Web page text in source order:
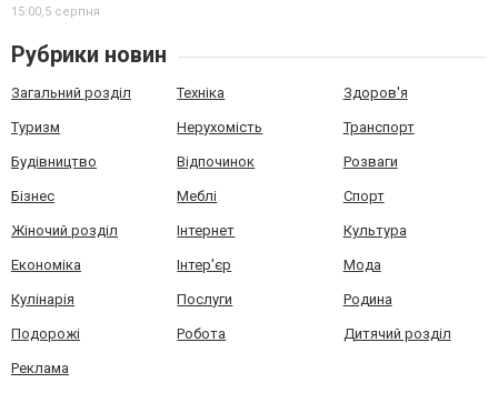
15:00,5 серпня
Рубрики новин
Загальний розділ Техніка Здоров'я
Туризм Нерухомість Транспорт
Будівництво Відпочинок Розваги
Бізнес Меблі Спорт
Жіночий розділ Інтернет Культура
Економіка Інтер'єр Мода
Кулінарія Послуги Родина
Подорожі Робота Дитячий розділ
Реклама